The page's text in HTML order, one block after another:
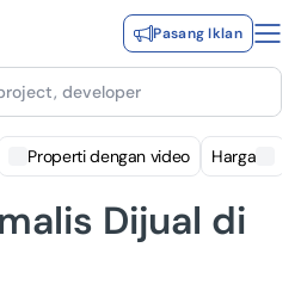
Pasang Iklan
developer
Properti dengan video Harga
Dijual di